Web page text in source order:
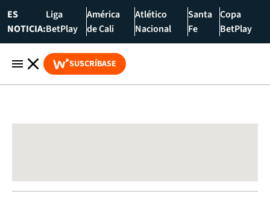
ES
NOTICIA:
Liga
BetPlay
América
de Cali
Atlético
Nacional
Santa
Fe
Copa
BetPlay
SUSCRÍBASE